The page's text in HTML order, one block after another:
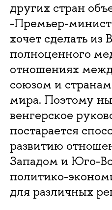
других стран
-Премьер-
хочет сделать из
полноценного
отношениях
союзом и
мира. Поэтому
венгерское
постарается
развитию
Западом и Юго-
политико-
для различных